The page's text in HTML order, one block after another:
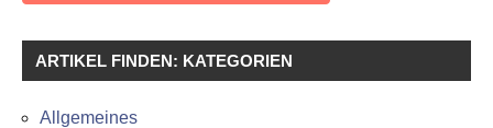
ARTIKEL FINDEN: KATEGORIEN
Allgemeines